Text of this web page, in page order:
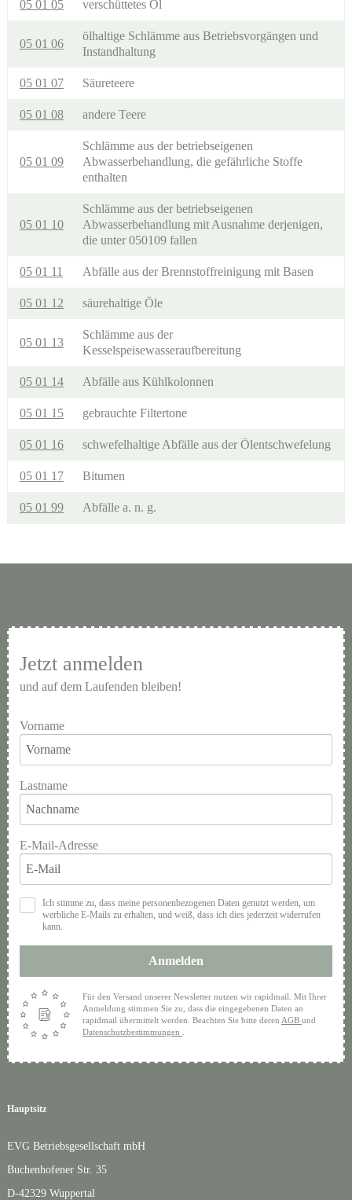
05 01 05 verschüttetes Öl
05 01 06
ölhaltige Schlämme aus Betriebsvorgängen und
Instandhaltung
05 01 07 Säureteere
05 01 08 andere Teere
05 01 09
Schlämme aus der betriebseigenen
Abwasserbehandlung, die gefährliche Stoffe
enthalten
05 01 10
Schlämme aus der betriebseigenen
Abwasserbehandlung mit Ausnahme derjenigen,
die unter 050109 fallen
05 01 11 Abfälle aus der Brennstoffreinigung mit Basen
05 01 12 säurehaltige Öle
05 01 13
Schlämme aus der
Kesselspeisewasseraufbereitung
05 01 14 Abfälle aus Kühlkolonnen
05 01 15 gebrauchte Filtertone
05 01 16 schwefelhaltige Abfälle aus der Ölentschwefelung
05 01 17 Bitumen
05 01 99 Abfälle a. n. g.
Hauptsitz
EVG Betriebsgesellschaft mbH
Buchenhofener Str. 35
D-42329 Wuppertal
Jetzt anmelden
und auf dem Laufenden bleiben!
Vorname
Lastname
E-Mail-Adresse
Ich stimme zu, dass meine personenbezogenen Daten genutzt werden, um
werbliche E-Mails zu erhalten, und weiß, dass ich dies jederzeit widerrufen
kann.
Anmelden
Für den Versand unserer Newsletter nutzen wir rapidmail. Mit Ihrer
Anmeldung stimmen Sie zu, dass die eingegebenen Daten an
rapidmail übermittelt werden. Beachten Sie bitte deren AGB und
Datenschutzbestimmungen